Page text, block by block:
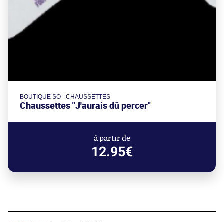
BOUTIQUE SO - CHAUSSETTES
Chaussettes "J'aurais dû percer"
à partir de
12.95€